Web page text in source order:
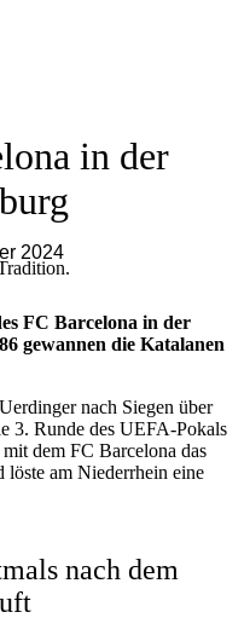
in der
2024
FC Barcelona in der
gewannen die Katalanen
nach Siegen über
3. Runde des UEFA-Pokals
dem FC Barcelona das
löste am Niederrhein eine
nach dem